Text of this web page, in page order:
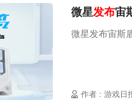
作者 : 游戏日
微星发布宙
微星发布宙斯